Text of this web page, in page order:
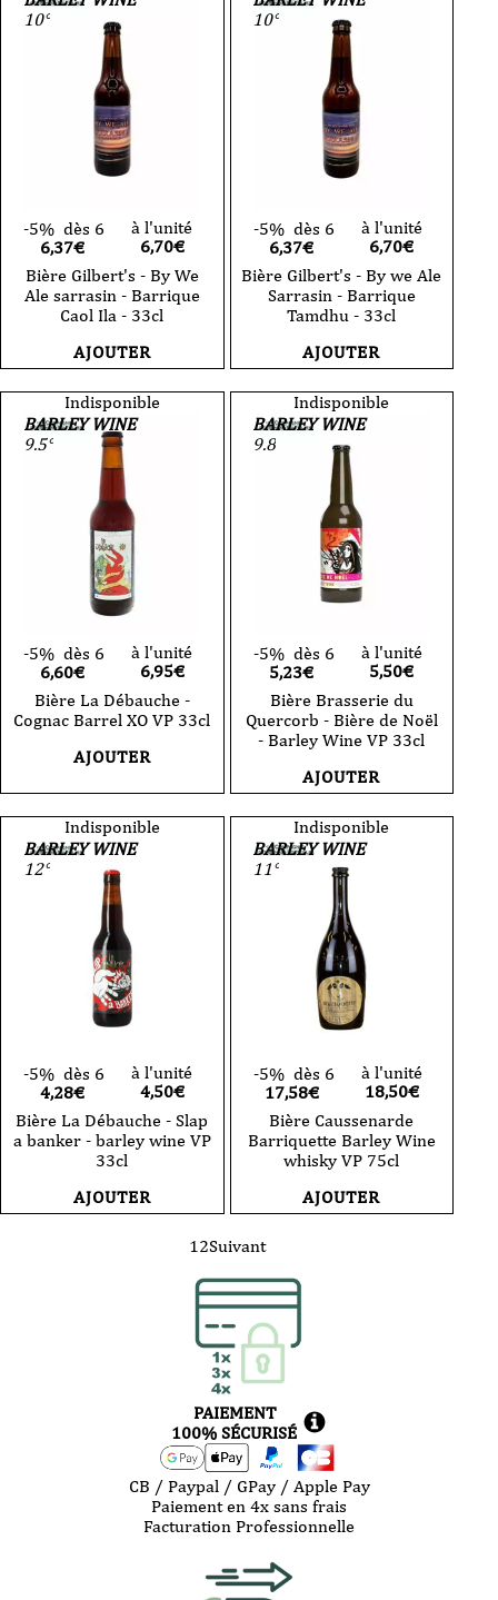
10°
-5% dès 6
6,37€
à l'unité
6,70€
Bière Gilbert's - By We
Ale sarrasin - Barrique
Caol Ila - 33cl
AJOUTER
10°
-5% dès 6
6,37€
à l'unité
6,70€
Bière Gilbert's - By we Ale
Sarrasin - Barrique
Tamdhu - 33cl
AJOUTER
Indisponible
BARLEY WINE
9.5°
-5% dès 6
6,60€
à l'unité
6,95€
Bière La Débauche -
Cognac Barrel XO VP 33cl
AJOUTER
Indisponible
BARLEY WINE
9.8
-5% dès 6
5,23€
à l'unité
5,50€
Bière Brasserie du
Quercorb - Bière de Noël
- Barley Wine VP 33cl
AJOUTER
Indisponible
BARLEY WINE
12°
-5% dès 6
4,28€
à l'unité
4,50€
Bière La Débauche - Slap
a banker - barley wine VP
33cl
AJOUTER
Indisponible
BARLEY WINE
11°
-5% dès 6
17,58€
à l'unité
18,50€
Bière Caussenarde
Barriquette Barley Wine
whisky VP 75cl
AJOUTER
12Suivant
PAIEMENT
100% SÉCURISÉ
CB / Paypal / GPay / Apple Pay
Paiement en 4x sans frais
Facturation Professionnelle